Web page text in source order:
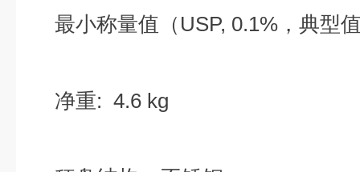
最小称量值（USP, 0.1%，典型
净重: 4.6 kg